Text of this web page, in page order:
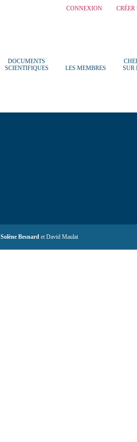
CONNEXION
DOCUMENTS
SCIENTIFIQUES
LES MEMBRES
SUR
Solène Besnard et David Maulat